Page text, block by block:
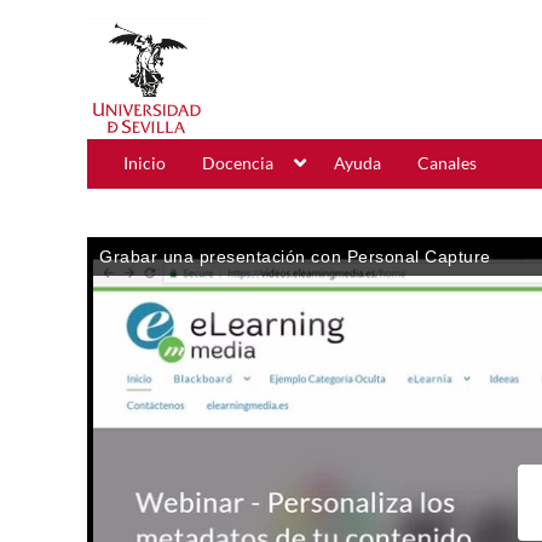
Inicio Docencia Ayuda Canales